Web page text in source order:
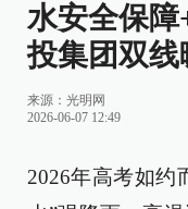
水安全保
投集团双
来源： 光明网
2026-06-07 12:49
2026年高考如约